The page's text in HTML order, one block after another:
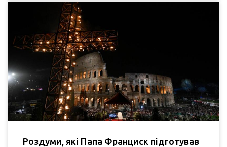
Роздуми, які Папа Франциск підготував